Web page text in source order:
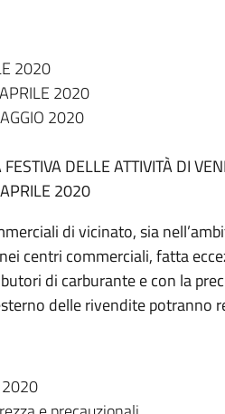
2020
2020
2020
DELLE ATTIVITÀ DI
2020
di vicinato, sia
centri commerciali, fatta
di carburante e con la
delle rivendite potranno